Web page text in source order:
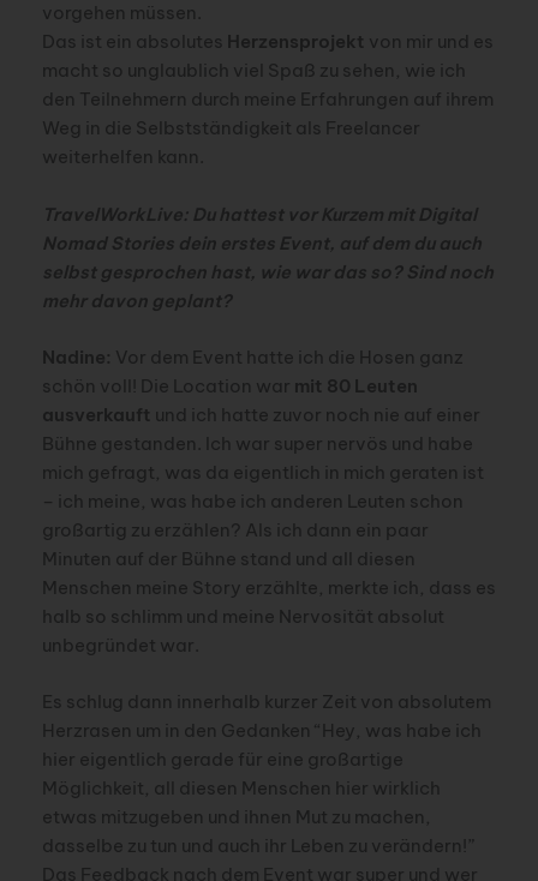
vorgehen müssen.
Das ist ein absolutes Herzensprojekt von mir und es
macht so unglaublich viel Spaß zu sehen, wie ich
den Teilnehmern durch meine Erfahrungen auf ihrem
Weg in die Selbstständigkeit als Freelancer
weiterhelfen kann.
TravelWorkLive: Du hattest vor Kurzem mit Digital
Nomad Stories dein erstes Event, auf dem du auch
selbst gesprochen hast, wie war das so? Sind noch
mehr davon geplant?
Nadine: Vor dem Event hatte ich die Hosen ganz
schön voll! Die Location war mit 80 Leuten
ausverkauft und ich hatte zuvor noch nie auf einer
Bühne gestanden. Ich war super nervös und habe
mich gefragt, was da eigentlich in mich geraten ist
– ich meine, was habe ich anderen Leuten schon
großartig zu erzählen? Als ich dann ein paar
Minuten auf der Bühne stand und all diesen
Menschen meine Story erzählte, merkte ich, dass es
halb so schlimm und meine Nervosität absolut
unbegründet war.
Es schlug dann innerhalb kurzer Zeit von absolutem
Herzrasen um in den Gedanken “Hey, was habe ich
hier eigentlich gerade für eine großartige
Möglichkeit, all diesen Menschen hier wirklich
etwas mitzugeben und ihnen Mut zu machen,
dasselbe zu tun und auch ihr Leben zu verändern!”
Das Feedback nach dem Event war super und wer